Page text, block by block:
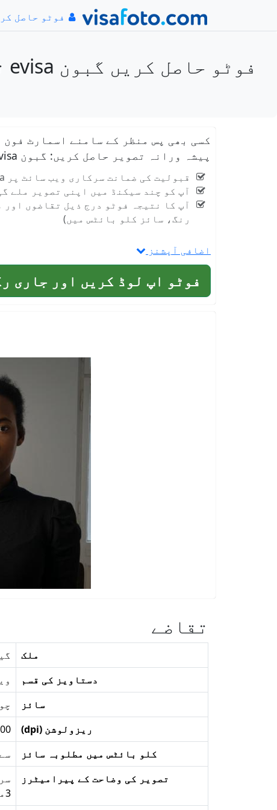
فوٹو حاصل
کسی بھی پس منظر کے سامنے اسمارٹ
پیشہ ورانہ تصویر حاصل کریں: گبون evisa تصویر 35x45 ملی میٹر (3.5x4.5 سینٹی میٹر)
قبولیت کی ضمانت سرکاری ویب سائٹ پر evisa.dgdi.ga اور پرنٹ شدہ صورت میں
آپ کو چند سیکنڈ میں اپنی تصویر ملے
آپ کا نتیجہ فوٹو درج ذیل تقاضوں
رنگ، سائز کلو بائٹس میں)
اضافی آپشنز
فوٹو اپ لوڈ کریں اور جاری
تقاضے
ملک
دستاویز کی قسم
سائز
ریزولوشن (dpi)
کلو بائٹس میں مطلوبہ سائز
سے: 5
تصویر کی وضاحت کے پیرامیٹرز
3ملی میٹر